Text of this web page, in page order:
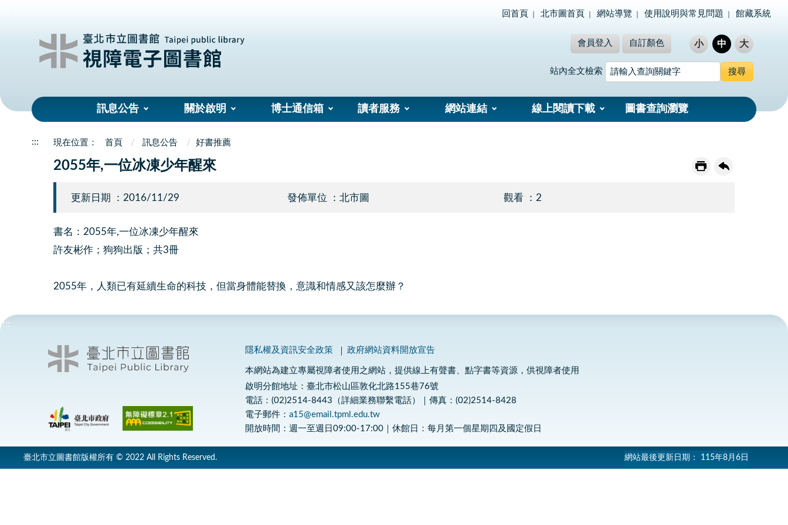
回首頁 北市圖首頁 網站導覽 使用說明與常見問題 館藏系統
會員登入 自訂顏色 小 中 大
站內全文檢索
訊息公告 關於啟明 博士通信箱 讀者服務 網站連結 線上閱讀下載 圖書查詢瀏覽
::: 首頁 訊息公告 好書推薦
2055年,一位冰凍少年醒來
更新日期 ：2016/11/29 發佈單位 ：北市圖 觀看 ：2
書名：2055年,一位冰凍少年醒來
許友彬作；狗狗出版；共3冊
2055年，人類已有延續生命的科技，但當身體能替換，意識和情感又該怎麼辦？
:::
隱私權及資訊安全政策 政府網站資料開放宣告
本網站為建立專屬視障者使用之網站，提供線上有聲書、點字書等資源，供視障者使用
啟明分館地址：臺北市松山區敦化北路155巷76號
電話：(02)2514-8443（詳細業務聯繫電話）｜傳真：(02)2514-8428
電子郵件：a15@email.tpml.edu.tw
開放時間：週一至週日09:00-17:00｜休館日：每月第一個星期四及國定假日
臺北市立圖書館版權所有 © 2022 All Rights Reserved. 網站最後更新日期： 115年8月6日